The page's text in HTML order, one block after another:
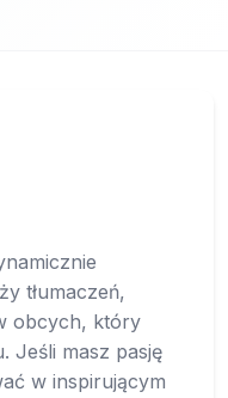
tłumaczeń,
obcych, który
Jeśli masz pasję
w inspirującym